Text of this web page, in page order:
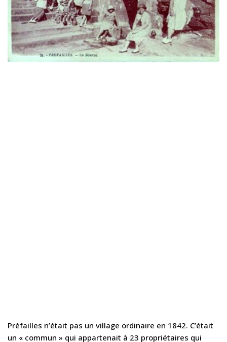
Préfailles n’était pas un village ordinaire en 1842. C’était
un « commun » qui appartenait à 23 propriétaires qui